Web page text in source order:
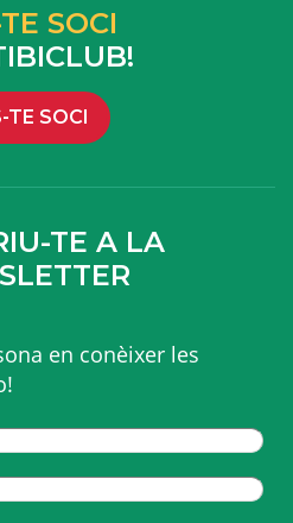
SOCI
TE SOCI
TE A LA
en conèixer les